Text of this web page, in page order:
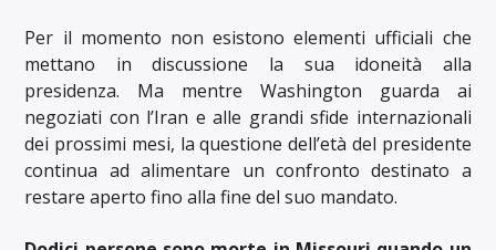
Per il momento non esistono elementi ufficiali che
mettano in discussione la sua idoneità alla
presidenza. Ma mentre Washington guarda ai
negoziati con l’Iran e alle grandi sfide internazionali
dei prossimi mesi, la questione dell’età del presidente
continua ad alimentare un confronto destinato a
restare aperto fino alla fine del suo mandato.